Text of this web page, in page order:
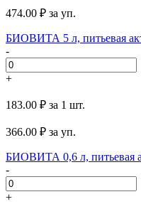
474.00 ₽ за уп.
БИОВИТА 5 л, питьевая
-
+
183.00 ₽ за 1 шт.
366.00 ₽ за уп.
БИОВИТА 0,6 л, питьевая
-
+